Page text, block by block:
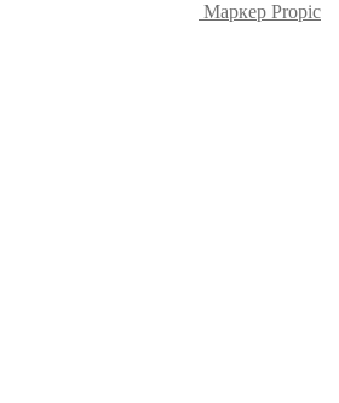
Маркер Propic